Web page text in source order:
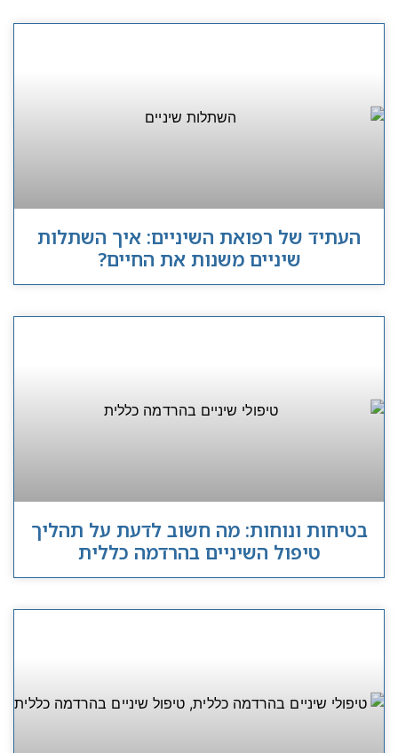
העתיד של רפואת השיניים: איך השתלות
שיניים משנות את החיים?
בטיחות ונוחות: מה חשוב לדעת על תהליך
טיפול השיניים בהרדמה כללית